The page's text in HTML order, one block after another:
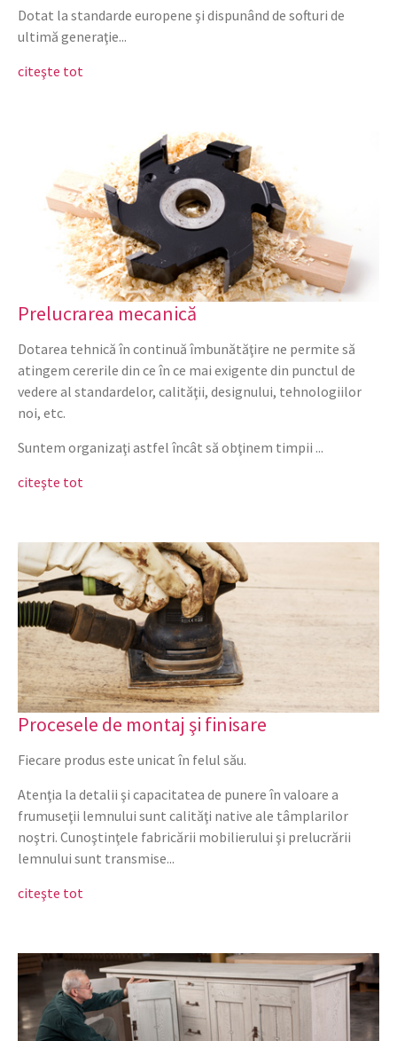
Dotat la standarde europene şi dispunând de softuri de
ultimă generaţie...
citeşte tot
Prelucrarea mecanică
Dotarea tehnică în continuă îmbunătăţire ne permite să
atingem cererile din ce în ce mai exigente din punctul de
vedere al standardelor, calităţii, designului, tehnologiilor
noi, etc.
Suntem organizaţi astfel încât să obţinem timpii ...
citeşte tot
Procesele de montaj şi finisare
Fiecare produs este unicat în felul său.
Atenţia la detalii şi capacitatea de punere în valoare a
frumuseţii lemnului sunt calităţi native ale tâmplarilor
noştri. Cunoştinţele fabricării mobilierului şi prelucrării
lemnului sunt transmise...
citeşte tot